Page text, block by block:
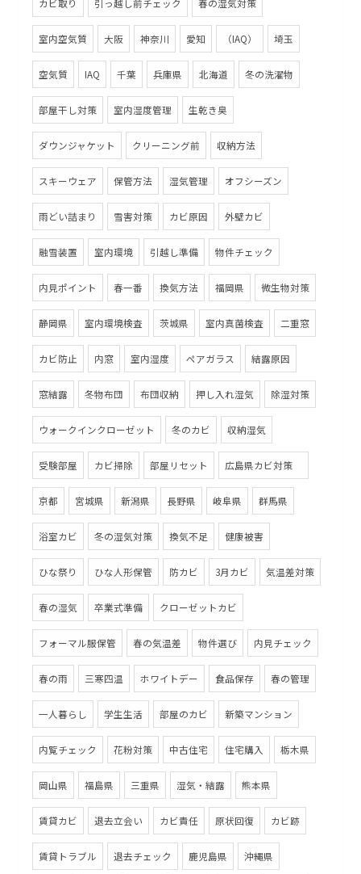
カビ取り 引っ越し前チェック 春の湿気対策
室内空気質 大阪 神奈川 愛知 （IAQ） 埼玉
空気質 IAQ 千葉 兵庫県 北海道 冬の洗濯物
部屋干し対策 室内湿度管理 生乾き臭
ダウンジャケット クリーニング前 収納方法
スキーウェア 保管方法 湿気管理 オフシーズン
雨どい詰まり 雪害対策 カビ原因 外壁カビ
融雪装置 室内環境 引越し準備 物件チェック
内見ポイント 春一番 換気方法 福岡県 微生物対策
静岡県 室内環境検査 茨城県 室内真菌検査 二重窓
カビ防止 内窓 室内湿度 ペアガラス 結露原因
窓結露 冬物布団 布団収納 押し入れ湿気 除湿対策
ウォークインクローゼット 冬のカビ 収納湿気
受験部屋 カビ掃除 部屋リセット 広島県カビ対策
京都 宮城県 新潟県 長野県 岐阜県 群馬県
浴室カビ 冬の湿気対策 換気不足 健康被害
ひな祭り ひな人形保管 防カビ 3月カビ 気温差対策
春の湿気 卒業式準備 クローゼットカビ
フォーマル服保管 春の気温差 物件選び 内見チェック
春の雨 三寒四温 ホワイトデー 食品保存 春の管理
一人暮らし 学生生活 部屋のカビ 新築マンション
内覧チェック 花粉対策 中古住宅 住宅購入 栃木県
岡山県 福島県 三重県 湿気・結露 熊本県
賃貸カビ 退去立会い カビ責任 原状回復 カビ跡
賃貸トラブル 退去チェック 鹿児島県 沖縄県